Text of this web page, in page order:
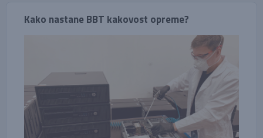
Kako nastane BBT kakovost opreme?